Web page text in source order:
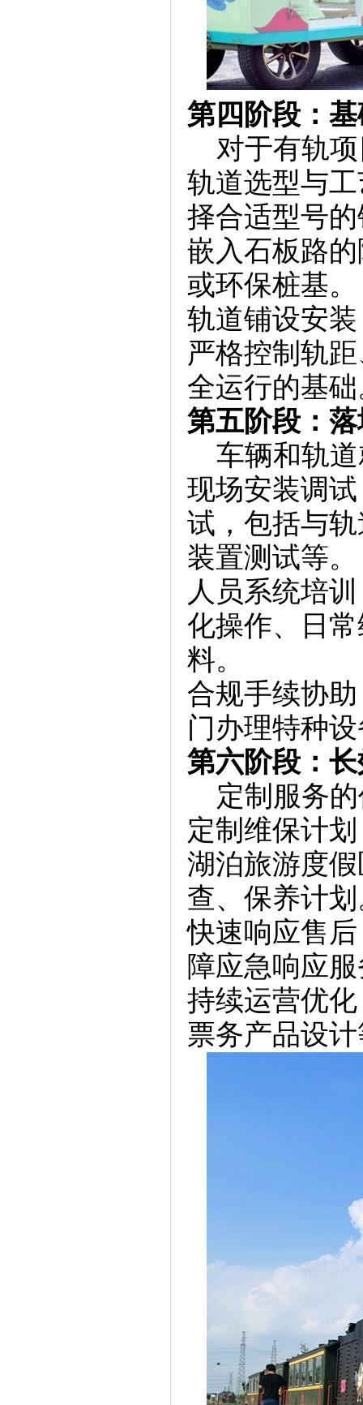
第四阶段：
对于有轨项
轨道选型与
择合适型号
嵌入石板路
或环保桩基。
轨道铺设安
严格控制轨
全运行的基
第五阶段：
车辆和轨道
现场安装调
试，包括与
装置测试等。
人员系统培
化操作、日
料。
合规手续协
门办理特种
第六阶段：
定制服务的
定制维保计
湖泊旅游度
查、保养计
快速响应售
障应急响应
持续运营优
票务产品设